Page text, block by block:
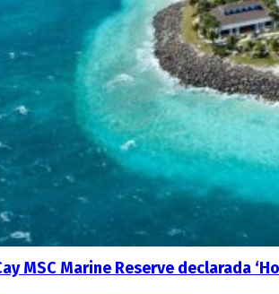
MSC Marine Reserve declarada